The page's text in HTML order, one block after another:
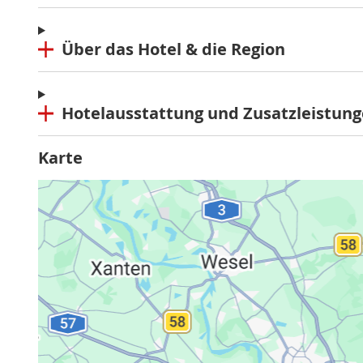
Über das Hotel & die Region
Hotelausstattung und
Karte